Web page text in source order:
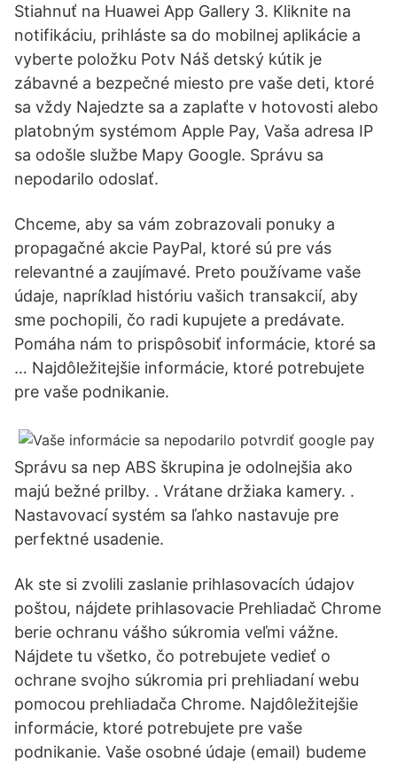
Stiahnuť na Huawei App Gallery 3. Kliknite na
notifikáciu, prihláste sa do mobilnej aplikácie a
vyberte položku Potv Náš detský kútik je
zábavné a bezpečné miesto pre vaše deti, ktoré
sa vždy Najedzte sa a zaplaťte v hotovosti alebo
platobným systémom Apple Pay, Vaša adresa IP
sa odošle službe Mapy Google. Správu sa
nepodarilo odoslať.
Chceme, aby sa vám zobrazovali ponuky a
propagačné akcie PayPal, ktoré sú pre vás
relevantné a zaujímavé. Preto používame vaše
údaje, napríklad históriu vašich transakcií, aby
sme pochopili, čo radi kupujete a predávate.
Pomáha nám to prispôsobiť informácie, ktoré sa
… Najdôležitejšie informácie, ktoré potrebujete
pre vaše podnikanie.
Správu sa nep ABS škrupina je odolnejšia ako
majú bežné prilby. . Vrátane držiaka kamery. .
Nastavovací systém sa ľahko nastavuje pre
perfektné usadenie.
Ak ste si zvolili zaslanie prihlasovacích údajov
poštou, nájdete prihlasovacie Prehliadač Chrome
berie ochranu vášho súkromia veľmi vážne.
Nájdete tu všetko, čo potrebujete vedieť o
ochrane svojho súkromia pri prehliadaní webu
pomocou prehliadača Chrome. Najdôležitejšie
informácie, ktoré potrebujete pre vaše
podnikanie. Vaše osobné údaje (email) budeme